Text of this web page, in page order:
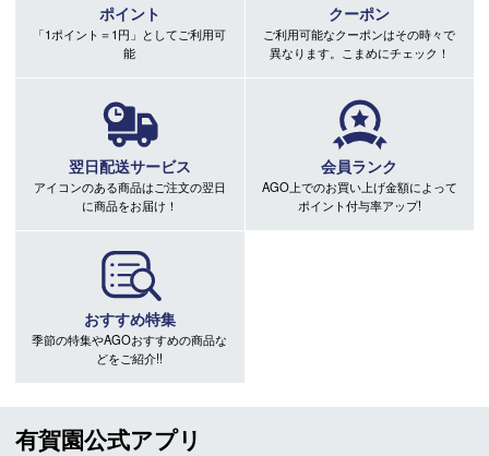
ポイント
「1ポイント＝1円」としてご利用可
能
クーポン
ご利用可能なクーポンはその時々で
異なります。こまめにチェック！
翌日配送サービス
アイコンのある商品はご注文の翌日
に商品をお届け！
会員ランク
AGO上でのお買い上げ金額によって
ポイント付与率アップ!
おすすめ特集
季節の特集やAGOおすすめの商品な
どをご紹介!!
有賀園公式アプリ